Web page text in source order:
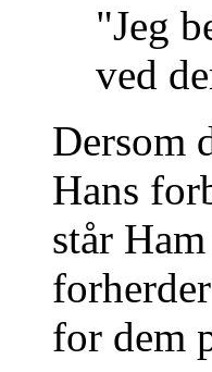
"Jeg
ved
Dersom
Hans
står
for dem